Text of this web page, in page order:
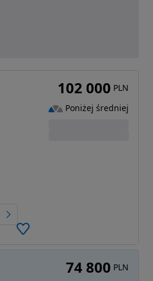
102 000 PLN
Poniżej średniej
74 800 PLN